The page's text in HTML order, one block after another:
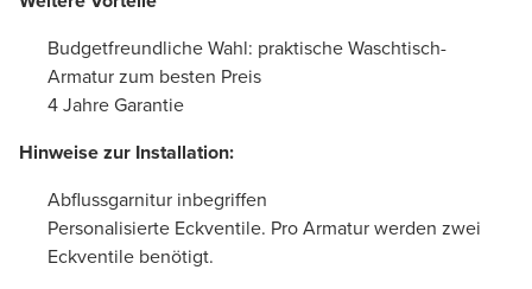
Budgetfreundliche Wahl: praktische Waschtisch-
Armatur zum besten Preis
4 Jahre Garantie
Hinweise zur Installation:
Abflussgarnitur inbegriffen
Personalisierte Eckventile. Pro Armatur werden zwei
Eckventile benötigt.